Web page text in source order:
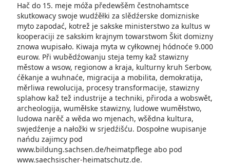
Hač do 15. meje móža předewšěm čestnohamtsce
skutkowacy swoje wudźěłki za slědźerske domizniske
myto zapodać, kotrež je sakske ministerstwo za kultus w
kooperaciji ze sakskim krajnym towarstwom Škit domizny
znowa wupisało. Kiwaja myta w cyłkownej hódnoće 9.000
eurow. Při wubědźowanju steja temy kaž stawizny
městow a wsow, regionow a kraja, kulturny kruh Serbow,
ćěkanje a wuhnaće, migracija a mobilita, demokratija,
měrliwa rewolucija, procesy transformacije, stawizny
splahow kaž tež industrije a techniki, přiroda a wobswět,
archeologija, wuměłske stawizny, ludowe wuměłstwo,
ludowa narěč a wěda wo mjenach, wšědna kultura,
swjedźenje a nałožki w srjedźišću. Dospołne wupisanje
nańdu zajimcy pod
www.bildung.sachsen.de/heimatpflege abo pod
www.saechsischer-heimatschutz.de.